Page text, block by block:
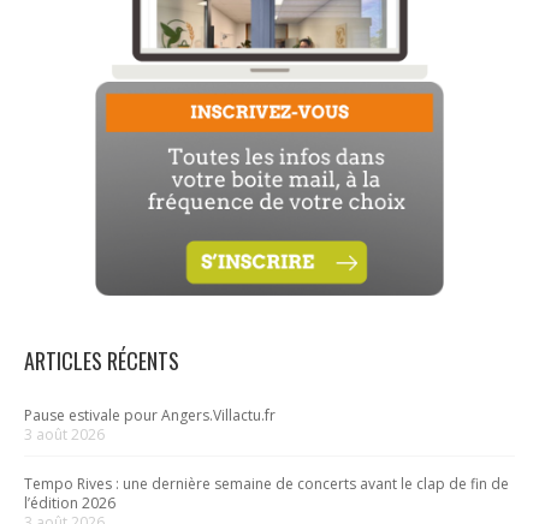
ARTICLES RÉCENTS
Pause estivale pour Angers.Villactu.fr
3 août 2026
Tempo Rives : une dernière semaine de concerts avant le clap de fin de
l’édition 2026